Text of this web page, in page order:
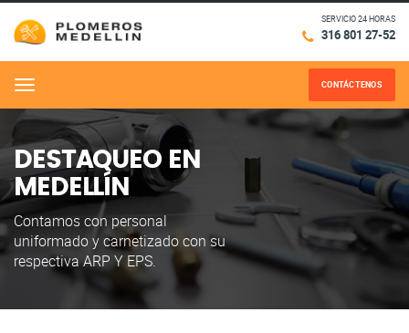
SERVICIO 24 HORAS
316 801 27-52
Menu CONTÁCTENOS
DESTAQUEO EN
MEDELLÍN
Contamos con personal
uniformado y carnetizado con su
respectiva ARP Y EPS.